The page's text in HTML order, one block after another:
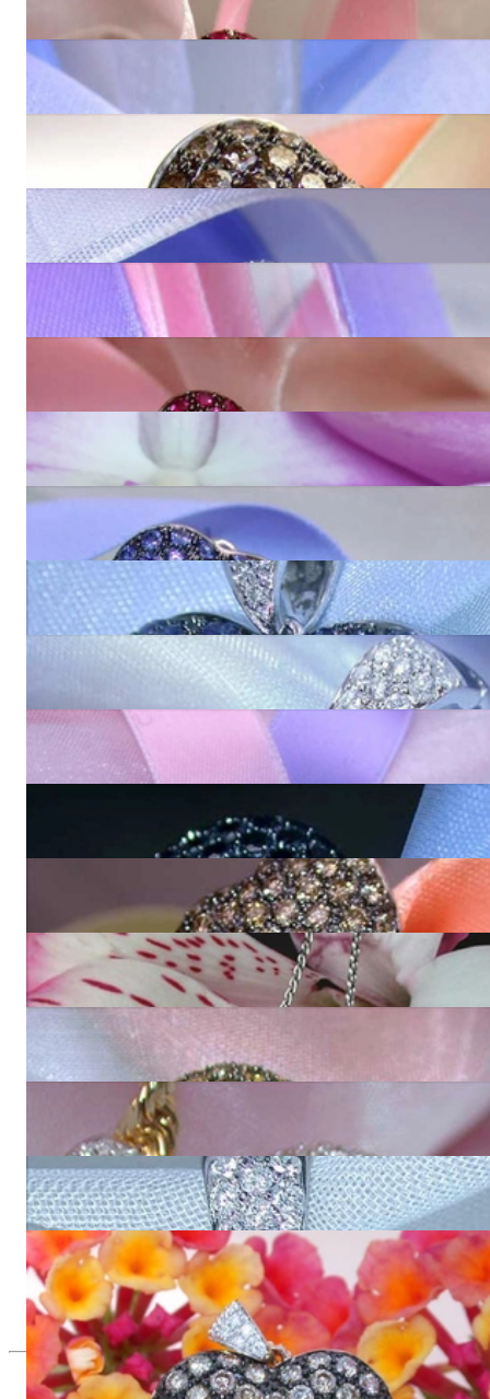
Wundervoller Saphir Herz Ring
2.660,00 €
Attraktiver Herzring mit braunen Brillanten
Feiner Herzring mit Diamanten
5.650,00 €
Attraktiver Herz Ring mit schwarzen Diamanten
3.260,00 €
Traumhafte Rubin Ohrstecker im Herz-Design
Bildschöner Rubin Herz Anhänger
6.540,00 €
Wundervolle Saphir Ohrstecker im Herz-Design
4.460,00 €
Stattlicher Saphir Herz Anhänger
5.940,00 €
Edler Brillanten Pavé Herz Anhänger
Feminine schwarze Diamanten Ohrstecker im Herz-Design
4.500,00 €
Feminine braune Diamanten Herz Ohrstecker
5.440,00 €
Prächtiger Brillanten Herz Anhänger (4,05 ct.)
15.940,00 €
Stattlicher Herz Anhänger mit braunen Brillanten
6.060,00 €
Feiner Herz Anhänger mit Brillanten in Gelbgold 750
7.340,00 €
Feiner Herz Anhänger mit Brillanten in Weißgold 750
7.340,00 €
Attraktiver Herz Anhänger mit naturbraunen Brillanten an
Kette
3.570,00 €
Seit 1995